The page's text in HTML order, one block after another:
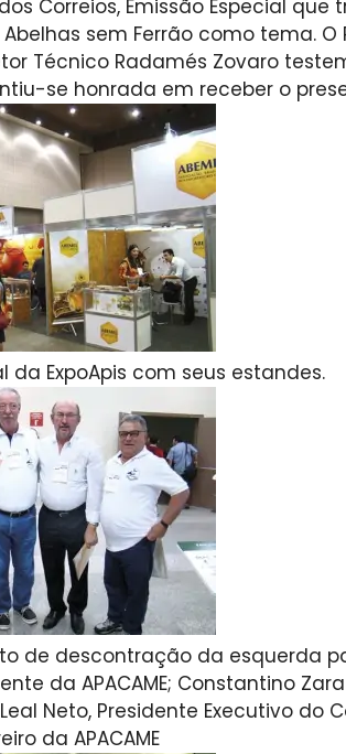
Correios, Emissão Especial que
sem Ferrão como tema. O
Técnico Radamés Zovaro
se honrada em receber o
da ExpoApis com seus estandes.
de descontração da esquerda
da APACAME; Constantino Zara
Neto, Presidente Executivo do
da APACAME